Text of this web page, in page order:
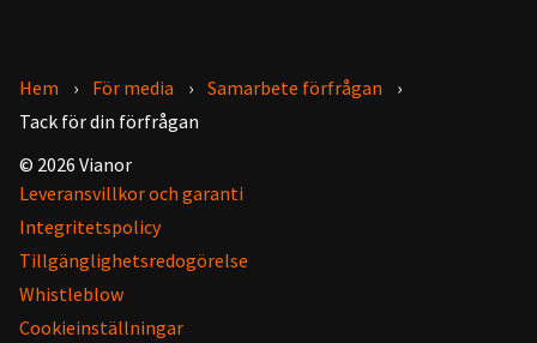
Hem För media
Samarbete förfrågan
Tack för din förfrågan
© 2026 Vianor
Leveransvillkor och garanti
Integritetspolicy
Tillgänglighetsredogörelse
Whistleblow
Cookieinställningar